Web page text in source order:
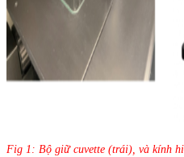
Fig 1: Bộ giữ cuvette (trái), và kính